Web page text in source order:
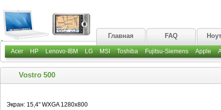
Главная FAQ
Acer HP Lenovo-IBM LG MSI Toshiba Fujitsu-Siemens Apple
Vostro 500
Экран: 15,4" WXGA 1280x800